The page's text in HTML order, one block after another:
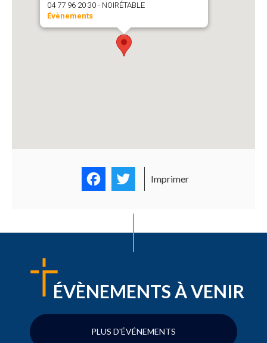
04 77 96 20 30 - NOIRÉTABLE
Évènements
FacebookTwitter
Imprimer
ÉVÈNEMENTS À VENIR
PLUS D'ÉVÉNEMENTS